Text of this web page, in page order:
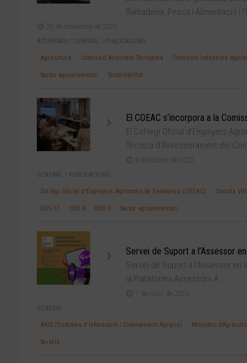
Ramaderia, Pesca i Alimentació i
20 de novembre de 2025
ACTIVITATS GENERAL PUBLICACIONS
Agricultura Comissió Activitats Tarragona Comissió Indústries
Sector agroalimentari Sostenibilitat
El COEAC s’incorpora a la
El Col·legi Oficial d’Enginyers
Tècnica d’Assessorament del
9 d'octubre de 2025
GENERAL PUBLICACIONS
Col·legi Oficial d'Enginyers Agrònoms de Catalunya (COEAC) Conxita
ODS 17 ODS 8 ODS 9 Sector agroalimentari
Servei de Suport a l’Assessor
Servei de Suport a l’Assessor en
la Plataforma Assessors A...
7 de juliol de 2025
GENERAL
AKIS (Sistemes d'Informació i Coneixement Agraris) Ministeri
Serveis